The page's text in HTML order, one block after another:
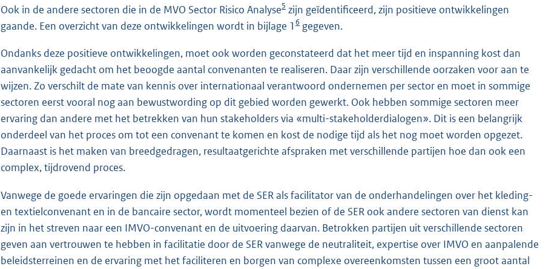
Ook in de andere sectoren die in de MVO Sector Risico Analyse5 zijn geïdentificeerd, zijn positieve ontwikkelingen
gaande. Een overzicht van deze ontwikkelingen wordt in bijlage 1 6 gegeven.
Ondanks deze positieve ontwikkelingen, moet ook worden geconstateerd dat het meer tijd en inspanning kost dan
aanvankelijk gedacht om het beoogde aantal convenanten te realiseren. Daar zijn verschillende oorzaken voor aan te
wijzen. Zo verschilt de mate van kennis over internationaal verantwoord ondernemen per sector en moet in sommige
sectoren eerst vooral nog aan bewustwording op dit gebied worden gewerkt. Ook hebben sommige sectoren meer
ervaring dan andere met het betrekken van hun stakeholders via «multi-stakeholderdialogen». Dit is een belangrijk
onderdeel van het proces om tot een convenant te komen en kost de nodige tijd als het nog moet worden opgezet.
Daarnaast is het maken van breedgedragen, resultaatgerichte afspraken met verschillende partijen hoe dan ook een
complex, tijdrovend proces.
Vanwege de goede ervaringen die zijn opgedaan met de SER als facilitator van de onderhandelingen over het kleding-
en textielconvenant en in de bancaire sector, wordt momenteel bezien of de SER ook andere sectoren van dienst kan
zijn in het streven naar een IMVO-convenant en de uitvoering daarvan. Betrokken partijen uit verschillende sectoren
geven aan vertrouwen te hebben in facilitatie door de SER vanwege de neutraliteit, expertise over IMVO en aanpalende
beleidsterreinen en de ervaring met het faciliteren en borgen van complexe overeenkomsten tussen een groot aantal